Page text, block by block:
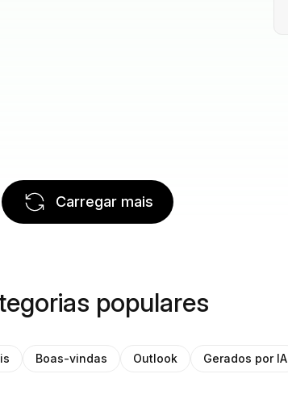
Carregar mais
populares
Boas-vindas Outlook Gerados por IA